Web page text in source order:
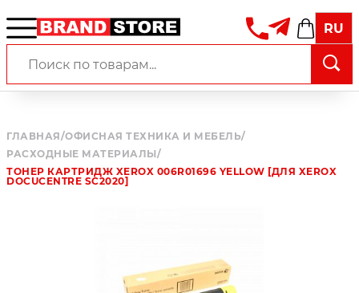
RU
ГЛАВНАЯ/ОФИСНАЯ ТЕХНИКА И МЕБЕЛЬ/
РАСХОДНЫЕ МАТЕРИАЛЫ/
ТОНЕР КАРТРИДЖ XEROX 006R01696 YELLOW [ДЛЯ XEROX
DOCUCENTRE SC2020]